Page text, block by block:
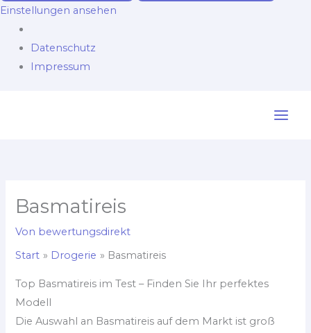
Einstellungen ansehen
Datenschutz
Impressum
Basmatireis
Von bewertungsdirekt
Start
Drogerie Basmatireis
Top Basmatireis im Test – Finden Sie Ihr perfektes
Modell
Die Auswahl an Basmatireis auf dem Markt ist groß